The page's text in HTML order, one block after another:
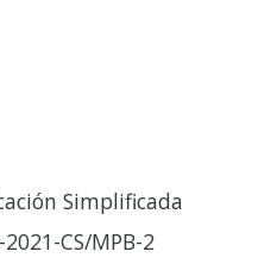
Simplificada
2021-CS/MPB-2